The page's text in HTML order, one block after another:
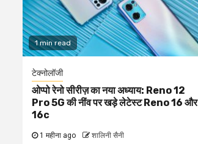
1 min read
टेक्नोलॉजी
ओप्पो रेनो सीरीज़ का नया अध्याय: Reno 12
Pro 5G की नींव पर खड़े लेटेस्ट Reno 16 और
16c
1 महीना ago शालिनी सैनी